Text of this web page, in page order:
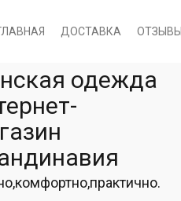
ДОСТАВКА ОТЗЫВЫ
одежда